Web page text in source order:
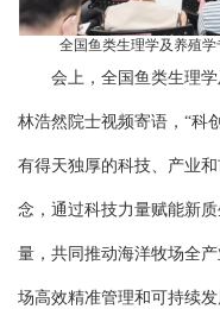
全国鱼类生理学及养殖
会上，全国鱼类生理
林浩然院士视频寄语，“科
有得天独厚的科技、产业
念，通过科技力量赋能新
量，共同推动海洋牧场全
场高效精准管理和可持续发